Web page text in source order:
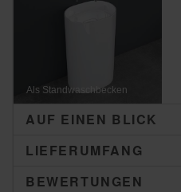
Als Standwaschbecken
AUF EINEN BLICK
LIEFERUMFANG
BEWERTUNGEN